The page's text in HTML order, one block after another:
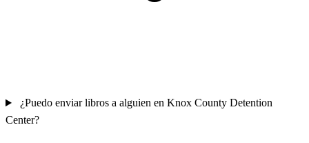
¿Puedo enviar libros a alguien en Knox County Detention
Center?